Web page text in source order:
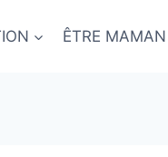
ÊTRE MAMAN